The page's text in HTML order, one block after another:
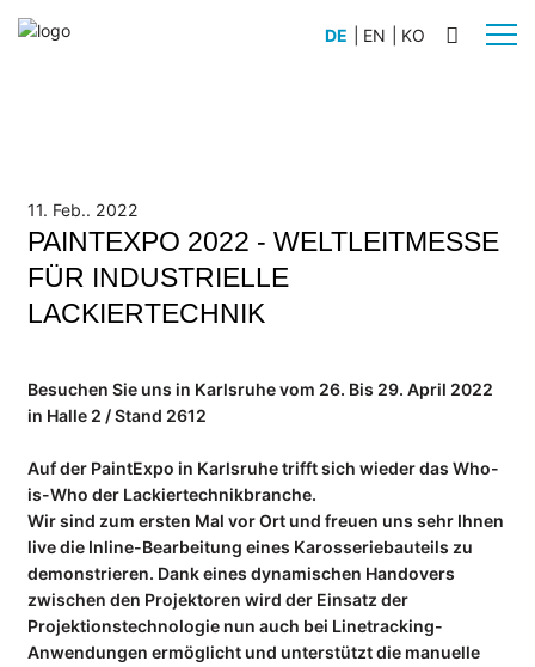
Anlagenbau
Flugzeugbau
Nutz- und Sonderfahrzeugbau
PRODUKTE
WERKLICHT PRO L
WERKLICHT PRO S
WERKLICHT VIDEO
Zubehör
UNTERNEHMEN
Kompetenzen
Referenzen
DE EN KO
11. Feb.. 2022
PAINTEXPO 2022 - WELTLEITMESSE
FÜR INDUSTRIELLE
LACKIERTECHNIK
Besuchen Sie uns in Karlsruhe vom 26. Bis 29. April 2022
in Halle 2 / Stand 2612
Auf der PaintExpo in Karlsruhe trifft sich wieder das Who-
is-Who der Lackiertechnikbranche.
Wir sind zum ersten Mal vor Ort und freuen uns sehr Ihnen
live die Inline-Bearbeitung eines Karosseriebauteils zu
demonstrieren. Dank eines dynamischen Handovers
zwischen den Projektoren wird der Einsatz der
Projektionstechnologie nun auch bei Linetracking-
Anwendungen ermöglicht und unterstützt die manuelle